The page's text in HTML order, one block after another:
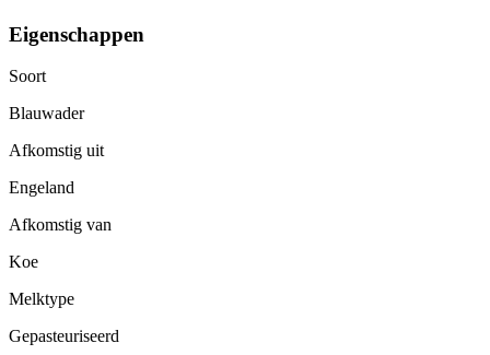
Eigenschappen
Soort
Blauwader
Afkomstig uit
Engeland
Afkomstig van
Koe
Melktype
Gepasteuriseerd